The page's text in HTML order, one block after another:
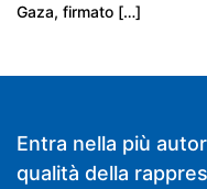
Gaza, firmato […]
Entra nella più
qualità della